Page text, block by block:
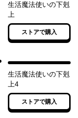
生活魔法使いの下剋
上
ストアで購入
生活魔法使いの下剋
上4
ストアで購入